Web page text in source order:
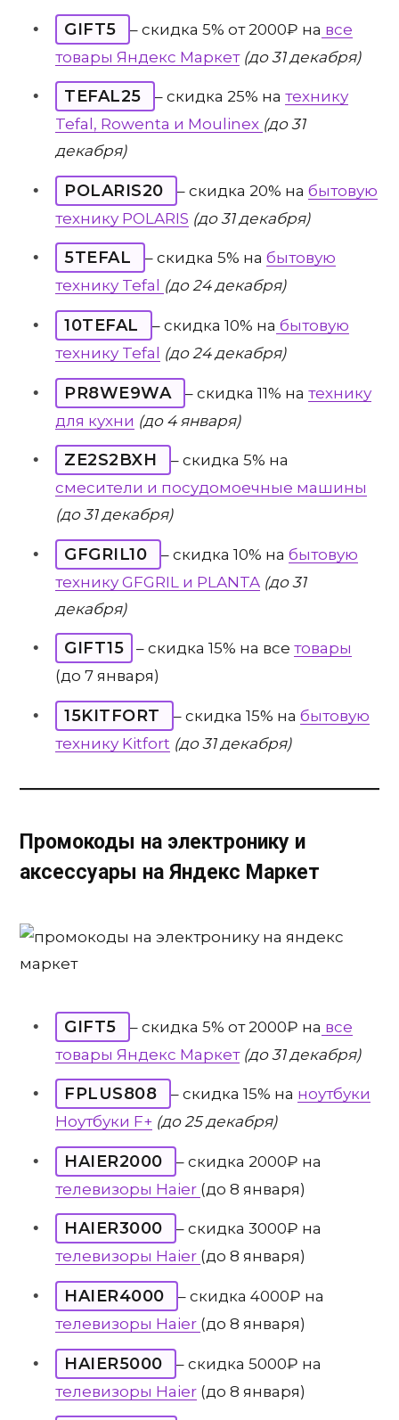
GIFT5 – скидка 5% от 2000₽ на все
товары Яндекс Маркет (до 31 декабря)
TEFAL25 – скидка 25% на технику
Tefal, Rowenta и Moulinex (до 31
декабря)
POLARIS20 – скидка 20% на бытовую
технику POLARIS (до 31 декабря)
5TEFAL – скидка 5% на бытовую
технику Tefal
(до 24 декабря)
10TEFAL – скидка 10% на бытовую
технику Tefal
(до 24 декабря)
PR8WE9WA – скидка 11% на технику
для кухни (до 4 января)
ZE2S2BXH
– скидка 5% на
смесители и посудомоечные машины
(до 31 декабря)
GFGRIL10 – скидка 10% на бытовую
технику GFGRIL и PLANTA (до 31
декабря)
GIFT15 – скидка 15% на все товары
(до 7 января)
15KITFORT – скидка 15% на бытовую
технику Kitfort (до 31 декабря)
Промокоды на электронику и
аксессуары на Яндекс Маркет
GIFT5 – скидка 5% от 2000₽ на все
товары Яндекс Маркет (до 31 декабря)
FPLUS808 – скидка 15% на ноутбуки
Ноутбуки F+ (до 25 декабря)
HAIER2000
– скидка 2000₽ на
телевизоры Haier (до 8 января)
HAIER3000
– скидка 3000₽ на
телевизоры Haier (до 8 января)
HAIER4000
– скидка 4000₽ на
телевизоры Haier (до 8 января)
HAIER5000
– скидка 5000₽ на
телевизоры Haier (до 8 января)